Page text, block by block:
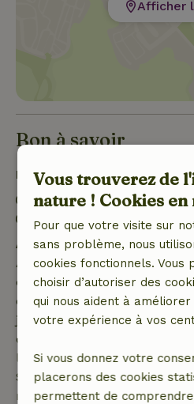
Afficher
Bon à savoir
Détails du séjour
Arrivée: 15:00- 20:00
Départ: 07:00- 11:00
Annulation gratuite dans
Annulation gratuite dans les
confirmation de ta
demande de réservation ait
jours avant la date de début.
dont la date de début est
l'annulation gratuite
Si tu annules dans le délai
remboursement intégral du
Vous trouverez de
nature ! Cookies en
Pour que votre visite sur
sans problème, nous
cookies fonctionnels. Vous
choisir d’autoriser des
qui nous aident à
votre expérience à vos
Si vous donnez votre
placerons des cookies
permettent de